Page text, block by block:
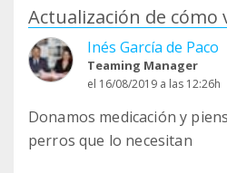
Actualización de cómo
Inés García de Paco
Teaming Manager
el 16/08/2019 a las 12:26h
Donamos medicación y
perros que lo necesitan